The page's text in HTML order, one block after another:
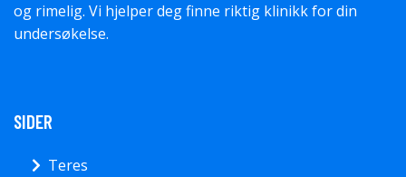
og rimelig. Vi hjelper deg finne riktig klinikk for din
undersøkelse.
SIDER
Teres